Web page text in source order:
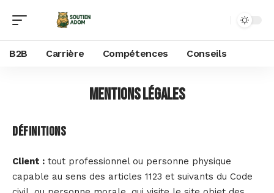
B2B Carrière Compétences Conseils
Mentions légales
Définitions
Client : tout professionnel ou personne physique
capable au sens des articles 1123 et suivants du Code